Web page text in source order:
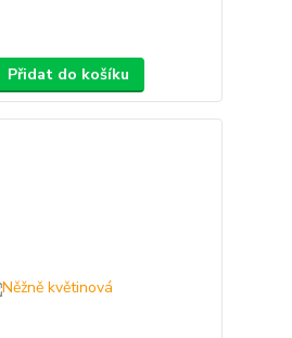
Přidat do košíku